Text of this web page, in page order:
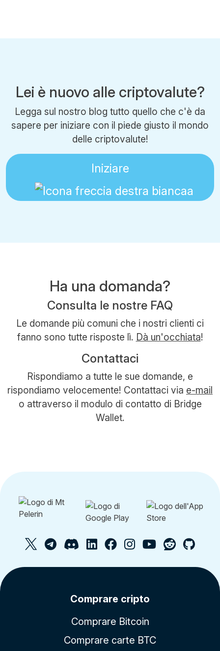
Lei è nuovo alle criptovalute?
Legga sul nostro blog tutto quello che c'è da
sapere per iniziare con il piede giusto il mondo
delle criptovalute!
Iniziare
Ha una domanda?
Consulta le nostre FAQ
Le domande più comuni che i nostri clienti ci
fanno sono tutte risposte lì. Dà un'occhiata!
Contattaci
Rispondiamo a tutte le sue domande, e
rispondiamo velocemente! Contattaci via e-mail
o attraverso il modulo di contatto di Bridge
Wallet.
Comprare cripto
Comprare Bitcoin
Comprare carte BTC